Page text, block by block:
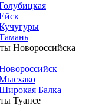
Новороссийска
Балка
Туапсе